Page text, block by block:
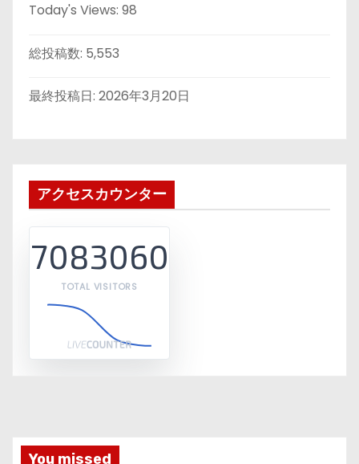
Today's Views: 98
総投稿数: 5,553
最終投稿日: 2026年3月20日
アクセスカウンター
7083060
TOTAL VISITORS
You missed